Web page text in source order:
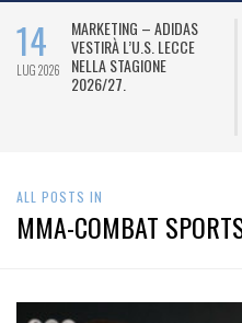
14
LUG 2026
BANCA DEL FUCINO
DIVENTA OFFICIAL
PARTNER DELLA
FEDERAZIONE ITALIANA
MMA-COMBAT SPORTS